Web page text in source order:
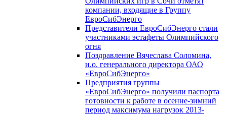
компании, входящие в Группу
ЕвроСибЭнерго
Представители ЕвроСибЭнерго стали
участниками эстафеты Олимпийского
огня
Поздравление Вячеслава Соломина,
и.о. генерального директора ОАО
«ЕвроСибЭнерго»
Предприятия группы
«ЕвроСибЭнерго» получили паспорта
готовности к работе в осенне-зимний
период максимума нагрузок 2013-